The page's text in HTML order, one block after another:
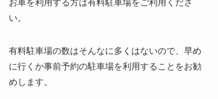
お車を利用する方は有料駐車場をご利用くださ
い。
有料駐車場の数はそんなに多くはないので、早め
に行くか事前予約の駐車場を利用することをお勧
めします。